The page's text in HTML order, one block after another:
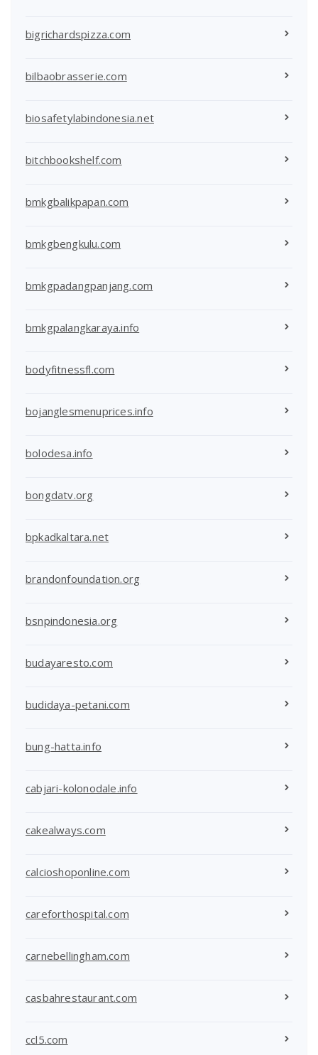
bigrichardspizza.com
bilbaobrasserie.com
biosafetylabindonesia.net
bitchbookshelf.com
bmkgbalikpapan.com
bmkgbengkulu.com
bmkgpadangpanjang.com
bmkgpalangkaraya.info
bodyfitnessfl.com
bojanglesmenuprices.info
bolodesa.info
bongdatv.org
bpkadkaltara.net
brandonfoundation.org
bsnpindonesia.org
budayaresto.com
budidaya-petani.com
bung-hatta.info
cabjari-kolonodale.info
cakealways.com
calcioshoponline.com
careforthospital.com
carnebellingham.com
casbahrestaurant.com
ccl5.com